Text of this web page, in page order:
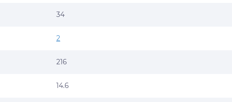
34
2
216
14.6